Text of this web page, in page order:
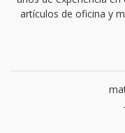
artículos de oficina y